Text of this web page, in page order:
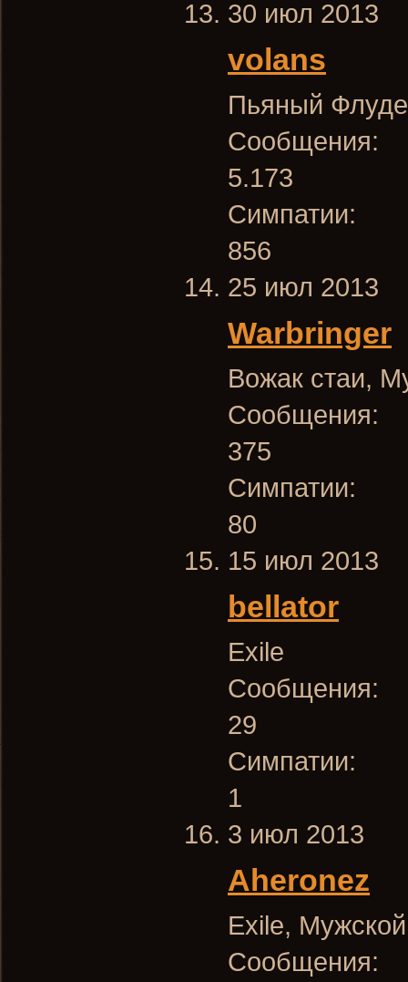
30 июл 2013
volans
Пьяный
Сообщения:
5.173
Симпатии:
856
25 июл 2013
Warbringer
Вожак стаи,
Сообщения:
375
Симпатии:
80
15 июл 2013
bellator
Exile
Сообщения:
29
Симпатии:
1
3 июл 2013
Aheronez
Exile, Мужской
Сообщения: